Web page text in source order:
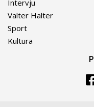
Intervju
Valter Halter
Sport
Kultura